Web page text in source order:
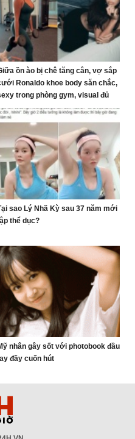
ồn ào bị chê tăng cân, vợ sắp
Ronaldo khoe body săn chắc,
trong phòng gym, visual đủ
dập tắt mọi lời chê bai
sao Lý Nhã Kỳ sau 37 năm mới
thể dục?
nhân gây sốt với photobook đầu
đầy cuốn hút